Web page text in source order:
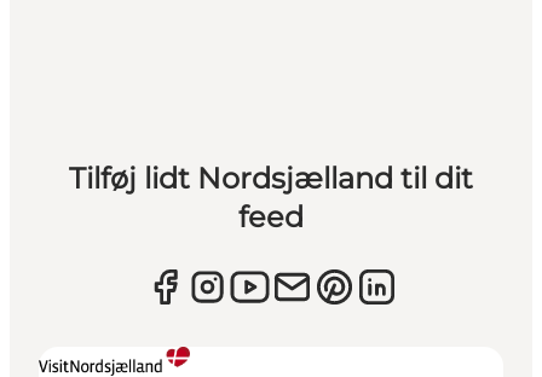
Tilføj lidt Nordsjælland til dit
feed